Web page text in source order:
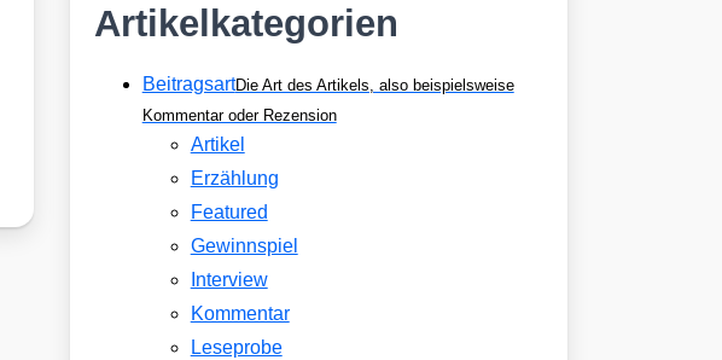
Artikelkategorien
BeitragsartDie Art des Artikels, also beispielsweise
Kommentar oder Rezension
Artikel
Erzählung
Featured
Gewinnspiel
Interview
Kommentar
Leseprobe